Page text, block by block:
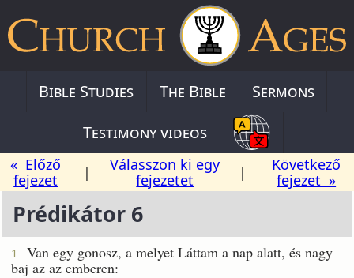
Bible Studies The Bible
Sermons
Testimony videos
« Előző
fejezet
|
Válasszon ki egy
fejezetet
|
Következő
fejezet »
Prédikátor 6
1
Van egy gonosz, a melyet Láttam a nap alatt, és nagy
baj az az emberen: